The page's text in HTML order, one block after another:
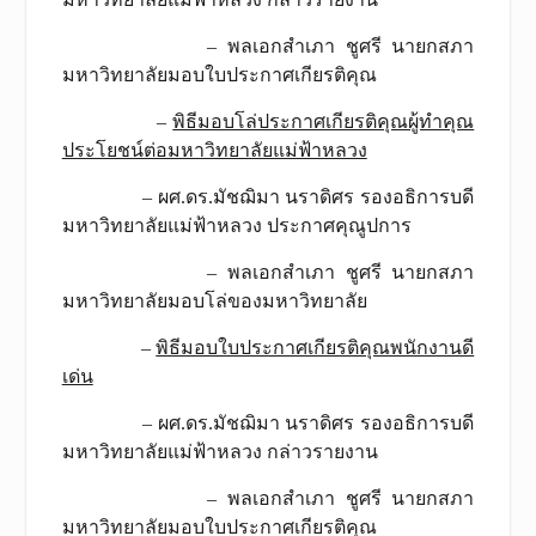
– พลเอกสำเภา ชูศรี นายกสภา
มหาวิทยาลัยมอบใบประกาศเกียรติคุณ
–พิธีมอบโล่ประกาศเกียรติคุณผู้ทำคุณ
ประโยชน์ต่อมหาวิทยาลัยแม่ฟ้าหลวง
– ผศ.ดร.มัชฌิมา นราดิศร รองอธิการบดี
มหาวิทยาลัยแม่ฟ้าหลวง ประกาศคุณูปการ
– พลเอกสำเภา ชูศรี นายกสภา
มหาวิทยาลัยมอบโล่ของมหาวิทยาลัย
–พิธีมอบใบประกาศเกียรติคุณพนักงานดี
เด่น
– ผศ.ดร.มัชฌิมา นราดิศร รองอธิการบดี
มหาวิทยาลัยแม่ฟ้าหลวง กล่าวรายงาน
– พลเอกสำเภา ชูศรี นายกสภา
มหาวิทยาลัยมอบใบประกาศเกียรติคุณ